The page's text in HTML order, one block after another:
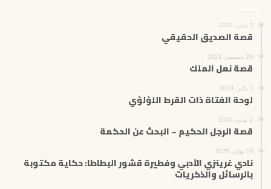
3 يناير، 2024
قصة الصديق الحقيقي
29 ديسمبر، 2023
قصة نعل الملك
1 يناير، 2024
لوحة الفتاة ذات القرط اللؤلؤي
2 يناير، 2024
قصة الرجل الحكيم – البحث عن الحكمة
19 يوليو، 2025
نادي غرينزي الأدبي وفطيرة قشور البطاطا: حكاية مكتوبة
بالرسائل والذكريات